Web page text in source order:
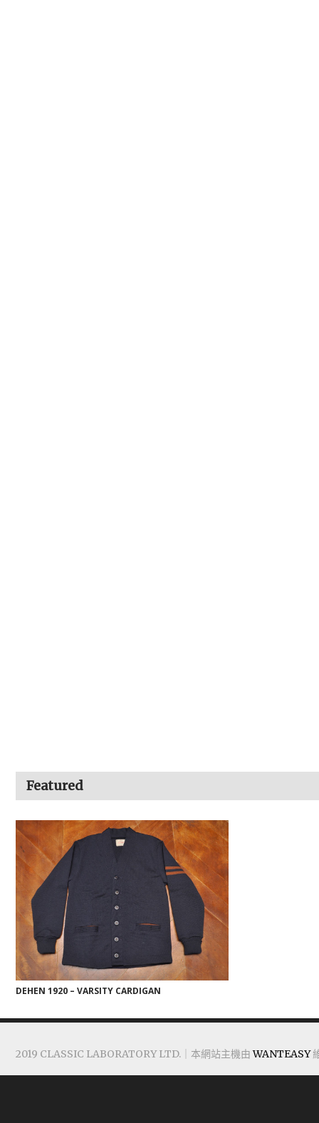
Featured
DEHEN 1920 – VARSITY CARDIGAN
2019 CLASSIC LABORATORY LTD.｜本網站主機由WANTEASY